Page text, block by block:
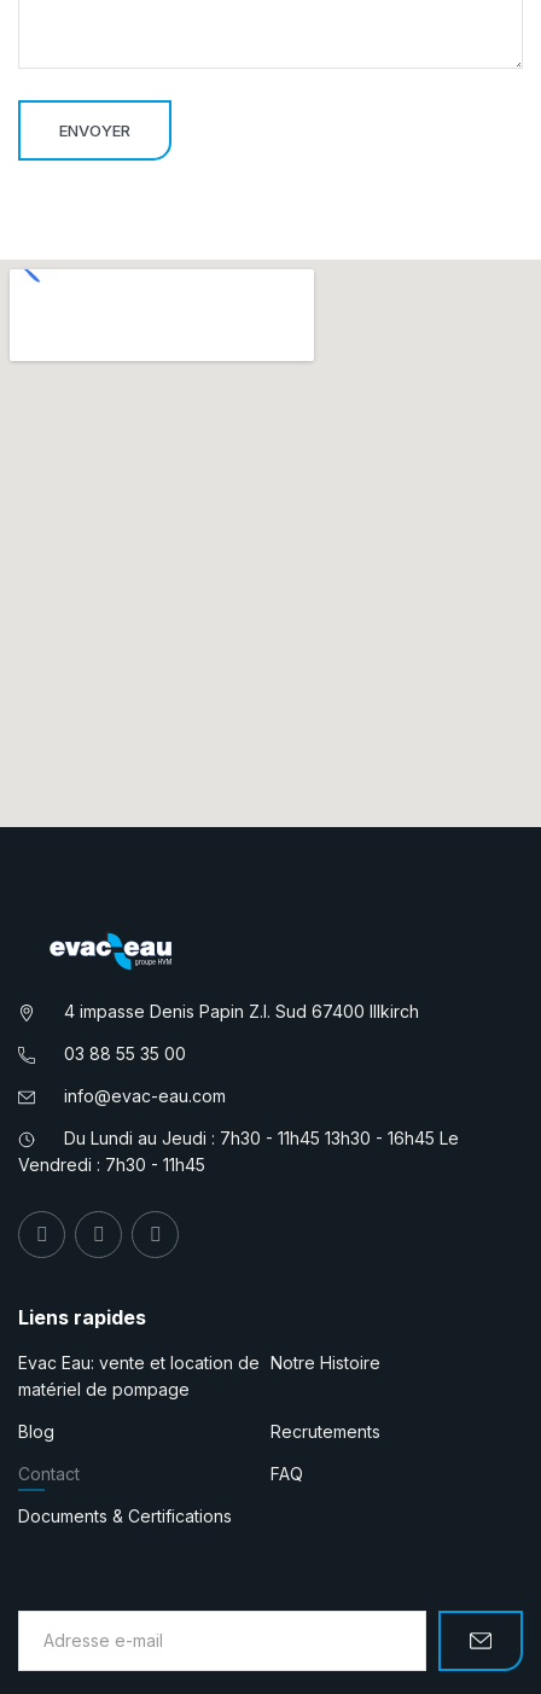
4 impasse Denis Papin Z.I. Sud 67400 Illkirch
03 88 55 35 00
info@evac-eau.com
Du Lundi au Jeudi : 7h30 - 11h45 13h30 - 16h45 Le
Vendredi : 7h30 - 11h45
Liens rapides
Evac Eau: vente et location de
matériel de pompage
Notre Histoire
Blog Recrutements
Contact FAQ
Documents & Certifications